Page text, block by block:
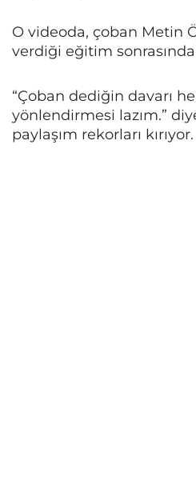
O videoda, çoban Metin
verdiği eğitim
“Çoban dediğin davarı
yönlendirmesi lazım.”
paylaşım rekorları kırıyor.